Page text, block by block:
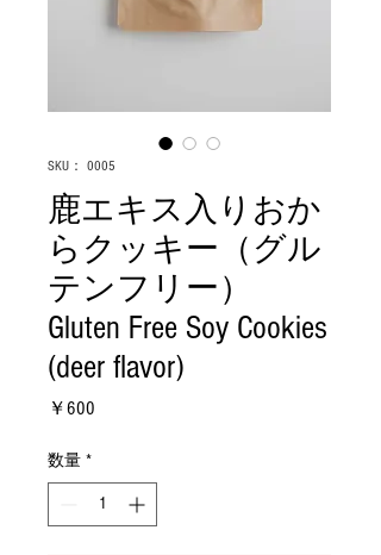
SKU： 0005
鹿エキス入りおか
らクッキー（グル
テンフリー）
Gluten Free Soy Cookies
(deer flavor)
￥600
数量 *